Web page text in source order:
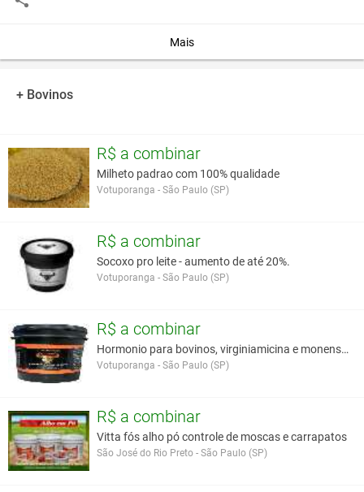
Produto Isento de Registro conforme a IN 42 de 16/12/2010.
Você assume toda a responsabilidade pela cotação deste item. Você acha que
Mais
+ Bovinos
R$ a combinar
Milheto padrao com 100% qualidade
Votuporanga - São Paulo (SP)
R$ a combinar
Socoxo pro leite - aumento de até 20%.
Votuporanga - São Paulo (SP)
R$ a combinar
Hormonio para bovinos, virginiamicina e monensina
Votuporanga - São Paulo (SP)
R$ a combinar
Vitta fós alho pó controle de moscas e carrapatos
São José do Rio Preto - São Paulo (SP)